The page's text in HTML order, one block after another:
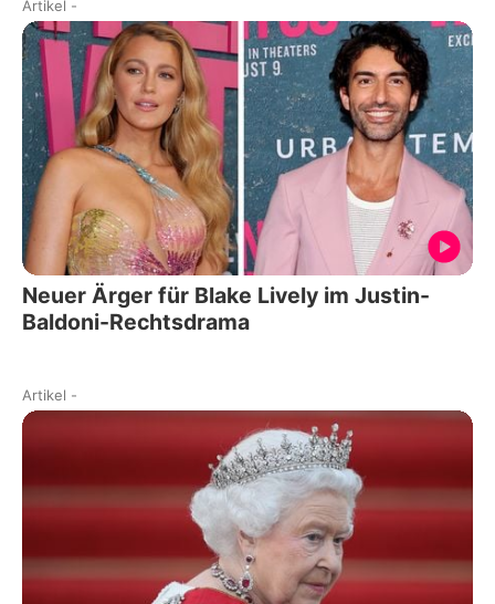
Artikel -
Neuer Ärger für Blake Lively im Justin-
Baldoni-Rechtsdrama
Artikel -